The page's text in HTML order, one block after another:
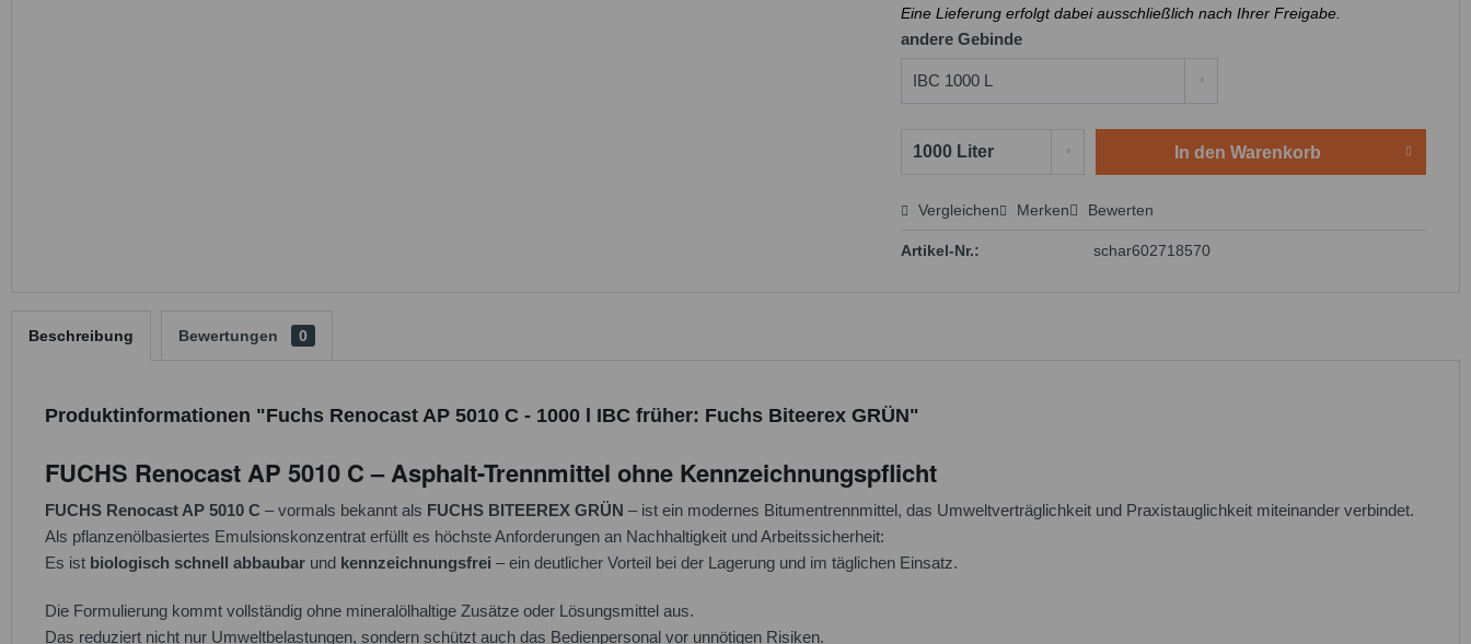
Eine Lieferung erfolgt dabei ausschließlich nach Ihrer Freigabe.
andere Gebinde
In den Warenkorb
Preis anfragen
Vergleichen Merken Bewerten
Artikel-Nr.: schar602718570
Beschreibung Bewertungen 0
Produktinformationen "Fuchs Renocast AP 5010 C - 1000 l IBC früher: Fuchs Biteerex GRÜN"
FUCHS Renocast AP 5010 C – Asphalt-Trennmittel ohne Kennzeichnungspflicht
FUCHS Renocast AP 5010 C – vormals bekannt als FUCHS BITEEREX GRÜN – ist ein modernes Bitumentrennmittel, das Umweltverträglichkeit und Praxistauglichkeit miteinander verbindet.
Als pflanzenölbasiertes Emulsionskonzentrat erfüllt es höchste Anforderungen an Nachhaltigkeit und Arbeitssicherheit:
Es ist biologisch schnell abbaubar und kennzeichnungsfrei – ein deutlicher Vorteil bei der Lagerung und im täglichen Einsatz.
Die Formulierung kommt vollständig ohne mineralölhaltige Zusätze oder Lösungsmittel aus.
Das reduziert nicht nur Umweltbelastungen, sondern schützt auch das Bedienpersonal vor unnötigen Risiken.